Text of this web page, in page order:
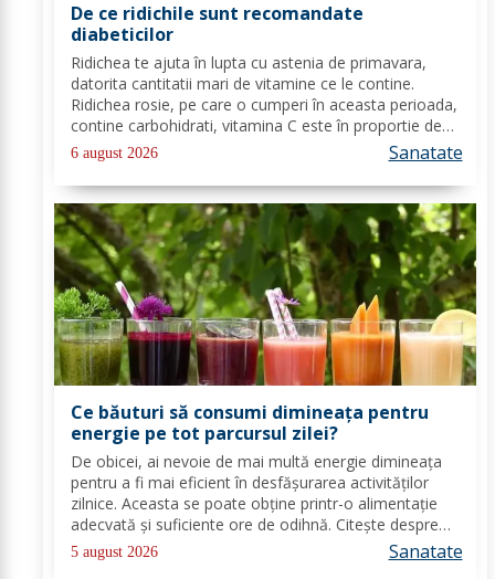
De ce ridichile sunt recomandate
diabeticilor
Ridichea te ajuta în lupta cu astenia de primavara,
datorita cantitatii mari de vitamine ce le contine.
Ridichea rosie, pe care o cumperi în aceasta perioada,
contine carbohidrati, vitamina C este în proportie de
25%, vitamina B, acid folic, potasiu, magneziu si multe
alte componente ce-ti sunt de...
6 august 2026 Sanatate
Ce băuturi să consumi dimineața pentru
energie pe tot parcursul zilei?
De obicei, ai nevoie de mai multă energie dimineața
pentru a fi mai eficient în desfășurarea activităților
zilnice. Aceasta se poate obține printr-o alimentație
adecvată și suficiente ore de odihnă. Citește despre
băuturile care pot oferi energie dimineața. În general,
oamenii aleg să bea cafea...
5 august 2026 Sanatate